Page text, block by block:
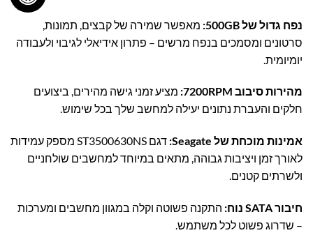
נפח גדול של 500GB:
מאפשר שמירה של קבצים, תמונות,
סרטונים ומסמכים בנפח מרשים – פתרון אידיאלי לגיבוי ולעבודה
יומיומית.
מהירות סיבוב 7200RPM:
מציע זמני גישה מהירים, ביצועים
חלקים והעברת נתונים יעילה למחשב שלך בכל שימוש.
אמינות מוכחת של Seagate:
דגם ST3500630NS מספק עמידות
לאורך זמן ויציבות גבוהה, מתאים במיוחד למחשבים שולחניים
ולשרתים קטנים.
חיבור SATA נוח:
התקנה פשוטה וקלה במגוון מחשבים ומערכות
– שדרוג פשוט לכל משתמש.